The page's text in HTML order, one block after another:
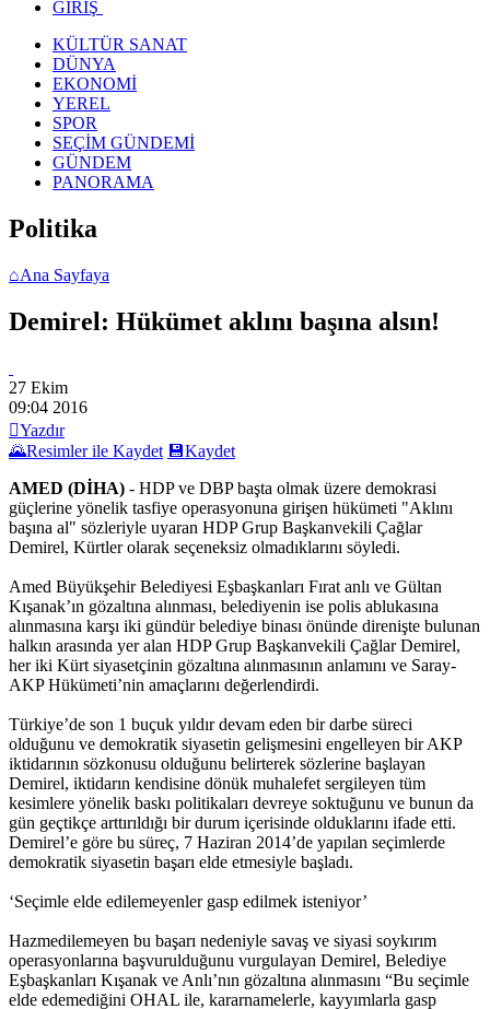
GİRİŞ
KÜLTÜR SANAT
DÜNYA
EKONOMİ
YEREL
SPOR
SEÇİM GÜNDEMİ
GÜNDEM
PANORAMA
Politika
⌂Ana Sayfaya
Demirel: Hükümet aklını başına alsın!
27 Ekim
09:04 2016
Yazdır
🌄Resimler ile Kaydet 💾Kaydet
AMED (DİHA) - HDP ve DBP başta olmak üzere demokrasi
güçlerine yönelik tasfiye operasyonuna girişen hükümeti "Aklını
başına al" sözleriyle uyaran HDP Grup Başkanvekili Çağlar
Demirel, Kürtler olarak seçeneksiz olmadıklarını söyledi.
Amed Büyükşehir Belediyesi Eşbaşkanları Fırat anlı ve Gültan
Kışanak’ın gözaltına alınması, belediyenin ise polis ablukasına
alınmasına karşı iki gündür belediye binası önünde direnişte bulunan
halkın arasında yer alan HDP Grup Başkanvekili Çağlar Demirel,
her iki Kürt siyasetçinin gözaltına alınmasının anlamını ve Saray-
AKP Hükümeti’nin amaçlarını değerlendirdi.
Türkiye’de son 1 buçuk yıldır devam eden bir darbe süreci
olduğunu ve demokratik siyasetin gelişmesini engelleyen bir AKP
iktidarının sözkonusu olduğunu belirterek sözlerine başlayan
Demirel, iktidarın kendisine dönük muhalefet sergileyen tüm
kesimlere yönelik baskı politikaları devreye soktuğunu ve bunun da
gün geçtikçe arttırıldığı bir durum içerisinde olduklarını ifade etti.
Demirel’e göre bu süreç, 7 Haziran 2014’de yapılan seçimlerde
demokratik siyasetin başarı elde etmesiyle başladı.
‘Seçimle elde edilemeyenler gasp edilmek isteniyor’
Hazmedilemeyen bu başarı nedeniyle savaş ve siyasi soykırım
operasyonlarına başvurulduğunu vurgulayan Demirel, Belediye
Eşbaşkanları Kışanak ve Anlı’nın gözaltına alınmasını “Bu seçimle
elde edemediğini OHAL ile, kararnamelerle, kayyımlarla gasp